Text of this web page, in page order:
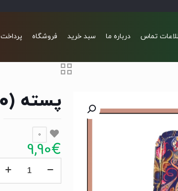
تماس درباره ما سبد خرید فروشگاه پرداخت
پسته (400 گرم) Pistazien Mit salz
0
9,90€